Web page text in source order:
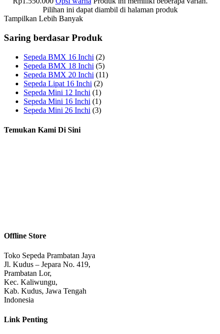
Pilihan ini dapat diambil di halaman produk
Tampilkan Lebih Banyak
Saring berdasar Produk
Sepeda BMX 16 Inchi (2)
Sepeda BMX 18 Inchi (5)
Sepeda BMX 20 Inchi (11)
Sepeda Lipat 16 Inchi (2)
Sepeda Mini 12 Inchi (1)
Sepeda Mini 16 Inchi (1)
Sepeda Mini 26 Inchi (3)
Temukan Kami Di Sini
Offline Store
Toko Sepeda Prambatan Jaya
Jl. Kudus – Jepara No. 419,
Prambatan Lor,
Kec. Kaliwungu,
Kab. Kudus, Jawa Tengah
Indonesia
Link Penting